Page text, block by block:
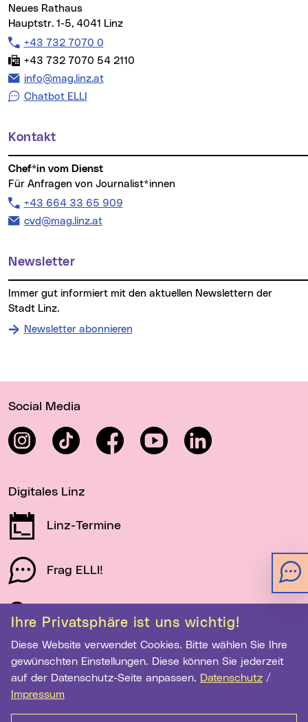
Ihre Privatsphäre ist uns wichtig!
Diese Website verwendet Cookies. Bitte wählen Sie Ihre
gewünschten Einstellungen. Diese können Sie jederzeit
auf der Datenschutz-Seite anpassen. Datenschutz /
Impressum
Neues Rathaus
Hauptstr. 1-5, 4041 Linz
Telefon:
+43 732 7070 0
Fax:
+43 732 7070 54 2110
E-Mail Adresse:
info@mag.linz.at
Chatbot ELLI
Kontakt
Chef*in vom Dienst
Für Anfragen von Journalist*innen
Telefon:
+43 664 33 65 909
E-Mail Adresse:
cvd@mag.linz.at
Newsletter
Stadt Linz.
Newsletter abonnieren
Social Media
InstagramTikTok FacebookYouTube LinkedIn
Digitales Linz
Linz-Termine
Frag ELLI!
Schau auf Linz
Newsletter-Anmeldung
E-Mail-Adresse eingeben